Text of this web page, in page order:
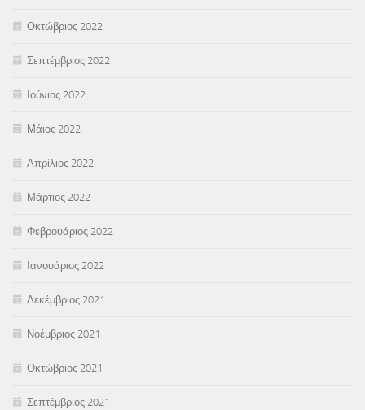
Οκτώβριος 2022
Σεπτέμβριος 2022
Ιούνιος 2022
Μάιος 2022
Απρίλιος 2022
Μάρτιος 2022
Φεβρουάριος 2022
Ιανουάριος 2022
Δεκέμβριος 2021
Νοέμβριος 2021
Οκτώβριος 2021
Σεπτέμβριος 2021